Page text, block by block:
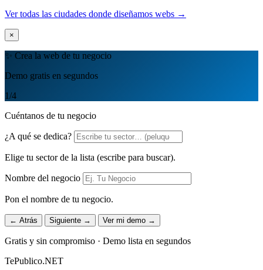
Ver todas las ciudades donde diseñamos webs →
×
✨ Crea la web de tu negocio
Demo gratis en segundos
1/4
Cuéntanos de tu negocio
¿A qué se dedica?
Elige tu sector de la lista (escribe para buscar).
Nombre del negocio
Pon el nombre de tu negocio.
← Atrás Siguiente → Ver mi demo →
Gratis y sin compromiso · Demo lista en segundos
TePublico.NET